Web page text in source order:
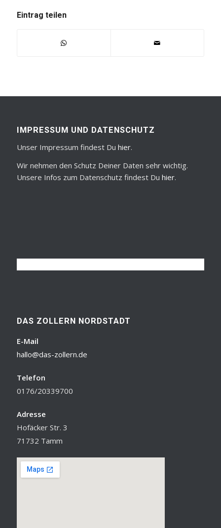
Eintrag teilen
IMPRESSUM UND DATENSCHUTZ
Unser Impressum findest Du hier.
Wir nehmen den Schutz Deiner Daten sehr wichtig.
Unsere Infos zum Datenschutz findest Du hier.
DAS ZOLLERN NORDSTADT
E-Mail
hallo@das-zollern.de
Telefon
0176/20339700
Adresse
Hofäcker Str. 3
71732 Tamm